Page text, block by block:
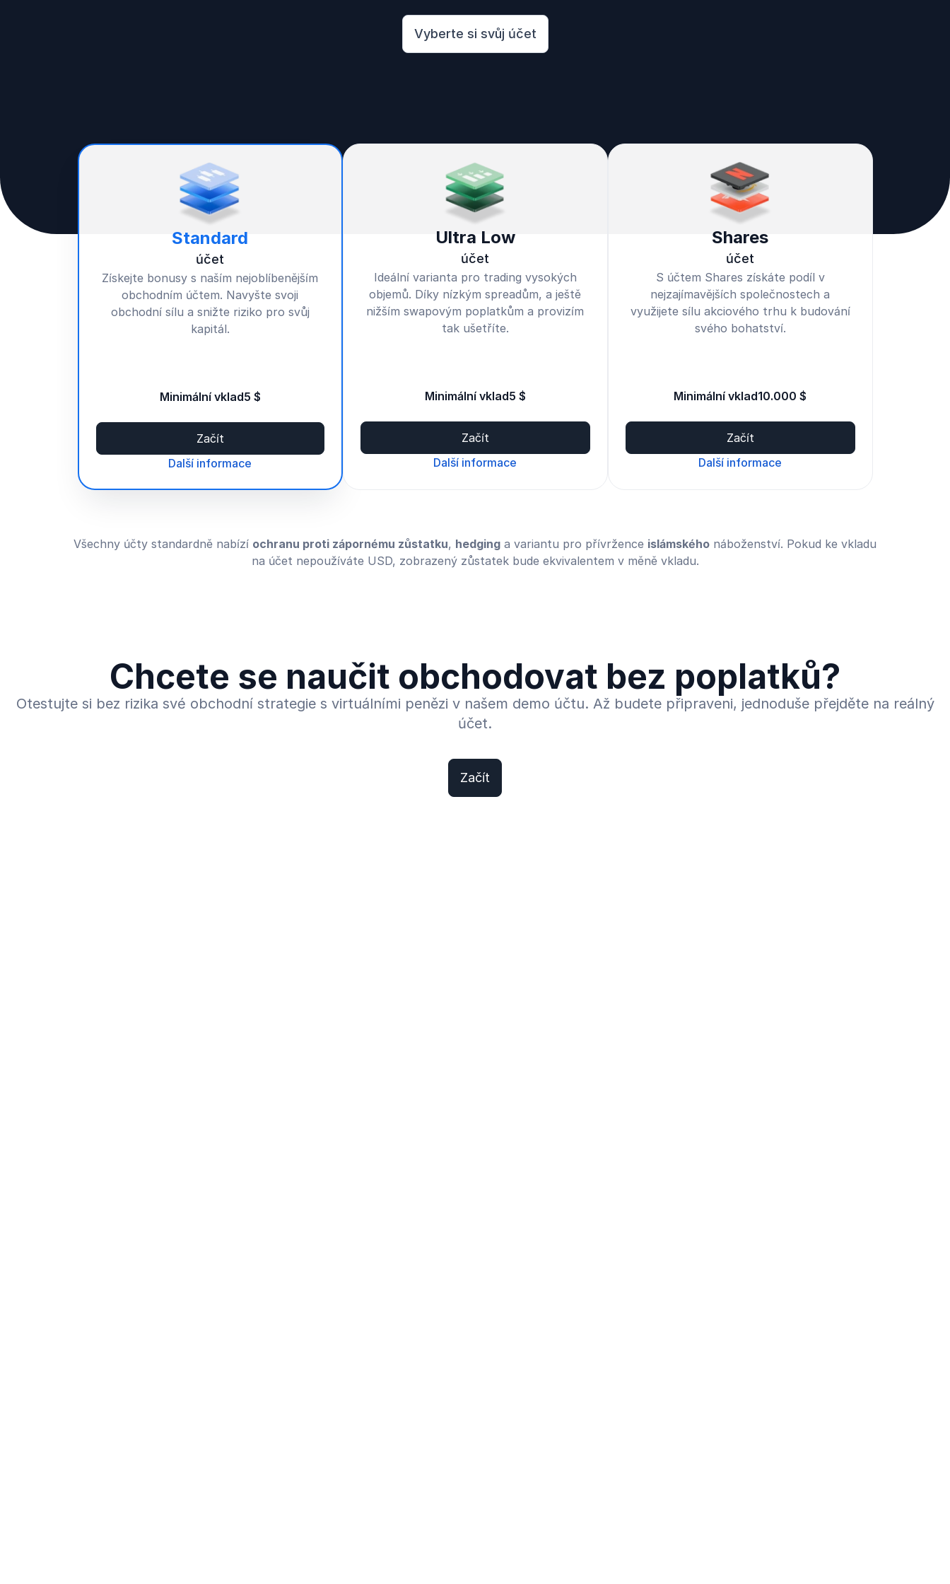
Vyberte si svůj účet
Standard
účet
Získejte bonusy s naším nejoblíbenějším
obchodním účtem. Navyšte svoji
obchodní sílu a snižte riziko pro svůj
kapitál.
Minimální vklad5 $
Začít
Další informace
Ultra Low
účet
Ideální varianta pro trading vysokých
objemů. Díky nízkým spreadům, a ještě
nižším swapovým poplatkům a provizím
tak ušetříte.
Minimální vklad5 $
Začít
Další informace
Shares
účet
S účtem Shares získáte podíl v
nejzajímavějších společnostech a
využijete sílu akciového trhu k budování
svého bohatství.
Minimální vklad10.000 $
Začít
Další informace
Všechny účty standardně nabízí ochranu proti zápornému zůstatku, hedging a variantu pro přívržence islámského náboženství. Pokud ke vkladu
na účet nepoužíváte USD, zobrazený zůstatek bude ekvivalentem v měně vkladu.
Chcete se naučit obchodovat bez poplatků?
Otestujte si bez rizika své obchodní strategie s virtuálními penězi v našem demo účtu. Až budete připraveni, jednoduše přejděte na reálný
účet.
Začít